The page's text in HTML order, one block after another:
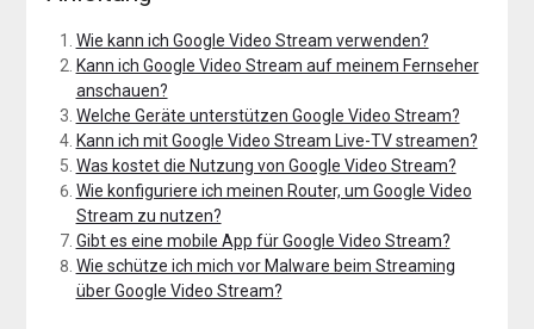
Wie kann ich Google Video Stream verwenden?
Kann ich Google Video Stream auf meinem Fernseher
anschauen?
Welche Geräte unterstützen Google Video Stream?
Kann ich mit Google Video Stream Live-TV streamen?
Was kostet die Nutzung von Google Video Stream?
Wie konfiguriere ich meinen Router, um Google Video
Stream zu nutzen?
Gibt es eine mobile App für Google Video Stream?
Wie schütze ich mich vor Malware beim Streaming
über Google Video Stream?